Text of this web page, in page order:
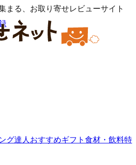
まる、お取り寄せレビューサイト
グ達人おすすめギフト 食材・飲料特